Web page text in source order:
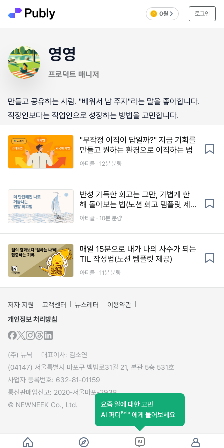
0원 로그인
영영
프로덕트 매니저
만들고 공유하는 사람. "배워서 남 주자"라는 말을 좋아합니다.
직장인보다는 직업인으로 성장하는 방법을 고민합니다.
"무작정 이직이 답일까?" 지금 기회를
만들고 원하는 환경으로 이직하는 법
아티클 · 12분 분량
반성 가득한 회고는 그만, 가볍게 한
해 돌아보는 법(노션 회고 템플릿 제
공)
아티클 · 10분 분량
매일 15분으로 내가 나의 사수가 되는
TIL 작성법(노션 템플릿 제공)
아티클 · 11분 분량
저자 지원 고객센터 뉴스레터
이용약관
개인정보 처리방침
(주) 뉴닉
대표이사: 김소연
(04147) 서울특별시 마포구 백범로31길 21, 본관 5층 531호
사업자 등록번호: 632-81-01159
통신판매업신고: 2020-서울마포-2938
© NEWNEEK Co., Ltd.
요즘 일에 대한 고민
AI 퍼디Beta 에게 물어보세요